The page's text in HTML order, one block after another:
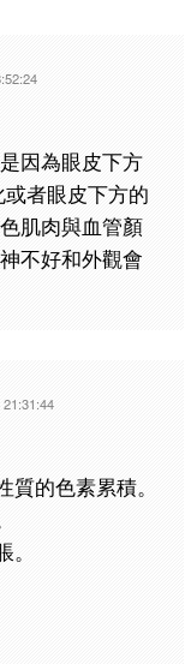
因為眼皮下方
者眼皮下方的
肌肉與血管顏
不好和外觀會
的色素累積。